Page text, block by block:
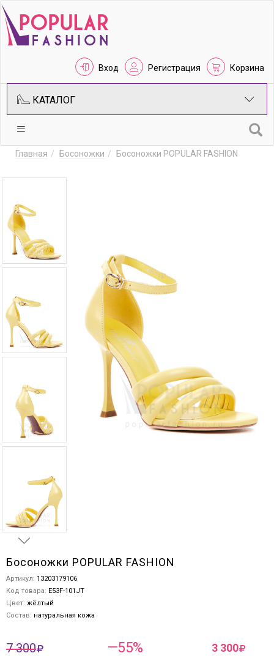
Вход Регистрация Корзина
КАТАЛОГ
Главная Босоножки Босоножки POPULAR FASHION
Босоножки POPULAR FASHION
Артикул: 13203179106
Код товара: E53F-101JT
Цвет: жёлтый
Состав: натуральная кожа
7 300 —55% 3 300